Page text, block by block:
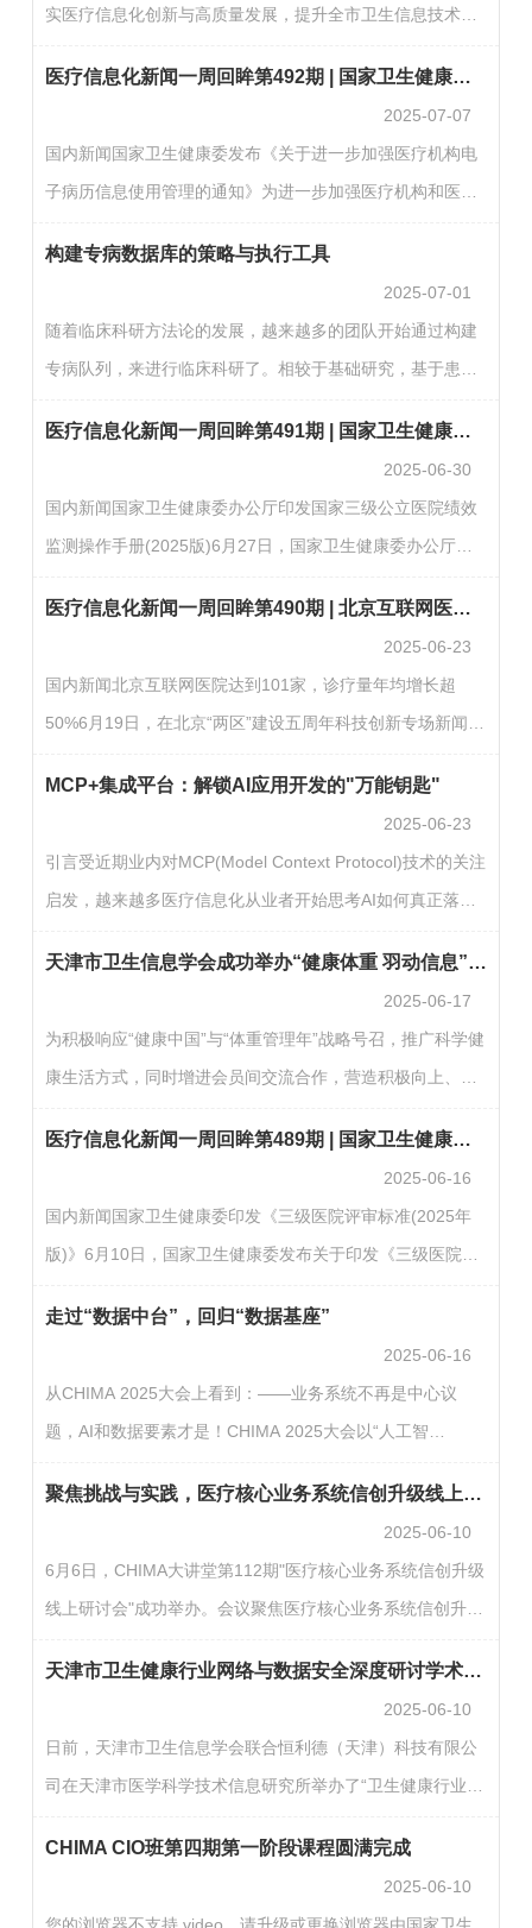
7月8日至2025年7月14日。如对评审结果有意见，请在公示
期内以书面（实名）形式反馈至财政部社会保障司、国家卫
实医疗信息化创新与高质量发展，提升全市卫生信息技术人
改造和管理能力，提高技术人员的专业素质与技术水平，7月
3日-5日，天津市卫生信息学会联合中电科金仓（北京）科技
股份有限公司在天津市医学科学技术信息研究所举办了天津
市卫生健康行业国产数据库使用的培训班，来自全市三级医
疗机构的36名工程师参加。在开班仪式上，陈力会长和吴秀
医疗信息化新闻一周回眸第492期 | 国家卫生健康委发布《关于进一步加强医疗机构电子病历信息使用管理的通知…
2025-07-07
国内新闻国家卫生健康委发布《关于进一步加强医疗机构电
子病历信息使用管理的通知》为进一步加强医疗机构和医务
家中医药局、国家疾控局制定《关于进一步加强医疗机构电
子病历信息使用管理的通知》，旨在通过压实医疗机构主体
责任，强化监管措施，进一步保障患者医疗信息和医疗质量
安全。(国家卫生健康委)国家互联网信息办公室发布《数据
出境安全评估申报指南(第三版)》日前，国家互联网信息办
构建专病数据库的策略与执行工具
2025-07-01
随着临床科研方法论的发展，越来越多的团队开始通过构建
专病队列，来进行临床科研了。相较于基础研究，基于患者
床诊疗本身就是科研的沃土，不需要需脱离实际工作去追求
科研成果。易侕团队在过去几年中，与众多杰出的科研负责
人或科室主任进行了深入交流，发现大家都在思考同一个问
题：如何打造一个流程化、体系化的科研团队?目标是让科研
不再是少数明星医生的专利，而是提升整个医院的科研能
医疗信息化新闻一周回眸第491期 | 国家卫生健康委办公厅印发国家三级公立医院绩效监测操作手册（2025版）
2025-06-30
国内新闻国家卫生健康委办公厅印发国家三级公立医院绩效
监测操作手册(2025版)6月27日，国家卫生健康委办公厅印
医院绩效监测指标体系包含55个指标(定量50 个，定性5
个)、新增指标1个，其中国家监测指标26个。(国家卫生健康
委)四部门发布《关于做好2025年基本公共卫生服务工作的
通知》6月26日，国家卫生健康委等四部门联合发布《关于
做好2025年基本公共卫生服务工作的通知》。通知明确推进
医疗信息化新闻一周回眸第490期 | 北京互联网医院达到101家，诊疗量年均增长超50%
2025-06-23
国内新闻北京互联网医院达到101家，诊疗量年均增长超
50%6月19日，在北京“两区”建设五周年科技创新专场新闻发
健康医疗数据共建共享新模式，促进“互联网+医疗”发展，全
市互联网医院达到101家，互联网诊疗量年均增长超过
50%。(千龙网)重庆发力智慧医疗装备6月18日，2025年重
庆市智慧医疗装备与前沿技术专项项目启动会在重庆大学举
行。会上首批十大重大装备研制项目和十大前沿技术攻关项
MCP+集成平台：解锁AI应用开发的"万能钥匙"
2025-06-23
引言受近期业内对MCP(Model Context Protocol)技术的关注
启发，越来越多医疗信息化从业者开始思考AI如何真正落地
可理解、系统可协同”的AI与HIT数据融合机制，正成为推动
医疗AI投入产出比达到预期的关键一环。本文尝试从技术演
进视角出发，探讨MCP加持下的集成平台，如何能让AI在医
院本地化应用构建更加简单高效且更具可及性。一 什么是
MCP：一种面向语义与上下文的模型调度协议MCP，全称
天津市卫生信息学会成功举办“健康体重 羽动信息”羽毛球比赛
2025-06-17
为积极响应“健康中国”与“体重管理年”战略号召，推广科学健
康生活方式，同时增进会员间交流合作，营造积极向上、团
医科大学羽毛球馆举办“健康体重 羽动信息”羽毛球比赛。此
次比赛共有来自会员单位的53名参赛者报名，分为男子双
打、女子双打和混合双打，比赛邀请了天津医科大学第二医
院原信息中心志翔主任为裁判长的5人裁判团队。学会精心策
划，制定了详细的活动方案、应急预案和安全保障措施…
医疗信息化新闻一周回眸第489期 | 国家卫生健康委印发《三级医院评审标准（2025年版）》
2025-06-16
国内新闻国家卫生健康委印发《三级医院评审标准(2025年
版)》6月10日，国家卫生健康委发布关于印发《三级医院评
率式发展的思路，进一步完善了三级医院的举办职责、功能
定位、学科建设、医疗管理和行风建设等方面的评审要求。
要求以信息化手段优化改进评审方式。《标准》更加注重线
上评审和日常数据监测，提高评审的客观性，减少现场检
查，减轻基层负担，明确提出不得使用或变相使用“千分
走过“数据中台”，回归“数据基座”
2025-06-16
从CHIMA 2025大会上看到：——业务系统不再是中心议
题，AI和数据要素才是！CHIMA 2025大会以“人工智
命题：当算力与模型逐渐普适化，数据价值的爆发正成为行
业跃迁的关键引擎。然而，大会现场传递的不仅是愿景，更
是反思：头部医院凭借资源禀赋在AI应用中先行破局，而多
数医院仍困于数据建设环节，并且行业似乎正陷入数据建设
选型的集体迷茫。本年度CHIMA大会上，也有专家对“数据基
聚焦挑战与实践，医疗核心业务系统信创升级线上研讨会成功举办
2025-06-10
6月6日，CHIMA大讲堂第112期"医疗核心业务系统信创升级
线上研讨会"成功举办。会议聚焦医疗核心业务系统信创升
业务系统的信创改造。王才有主任在致辞中强调，信创工作
的本质是用新技术替代旧技术支撑医院业务系统运行，其核
心价值在于确保医院核心业务系统更加平稳、高效运营。医
院核心业务系统的升级必须做到万无一失，任何故障都可能
直接影响患者生命安全。青岛大学附属医院信息中心主任辛
天津市卫生健康行业网络与数据安全深度研讨学术沙龙举办
2025-06-10
日前，天津市卫生信息学会联合恒利德（天津）科技有限公
司在天津市医学科学技术信息研究所举办了“卫生健康行业网
网信办肖磊副处长、天津市医学科学技术信息研究所魏星副
所长出席。在学术交流期间，恒利德（天津）科技有限公司
CHIMA CIO班第四期第一阶段课程圆满完成
2025-06-10
您的浏览器不支持 video，请升级或更换浏览器由国家卫生